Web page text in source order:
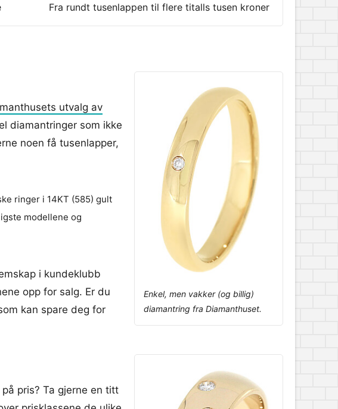
Fra rundt tusenlappen til flere titalls tusen kroner
Enkel, men vakker (og billig)
diamantring fra Diamanthuset.
utvalg av
diamantringer som ikke
noen få tusenlapper,
ringer i 14KT (585) gult
modellene og
i kundeklubb
opp for salg. Er du
kan spare deg for
pris? Ta gjerne en titt